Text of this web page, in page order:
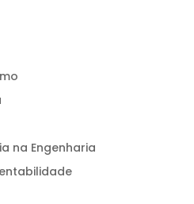
na Engenharia